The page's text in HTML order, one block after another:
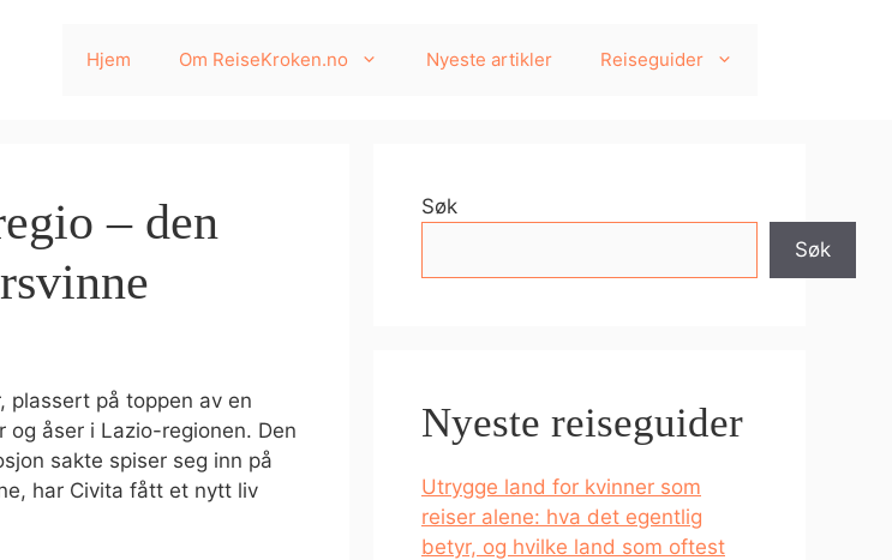
Hjem Om ReiseKroken.no Nyeste artikler Reiseguider
– den
plassert på toppen av en
åser i Lazio-regionen. Den
sakte spiser seg inn på
har Civita fått et nytt liv
Søk
Søk
Nyeste reiseguider
Utrygge land for kvinner som
reiser alene: hva det egentlig
betyr, og hvilke land som oftest